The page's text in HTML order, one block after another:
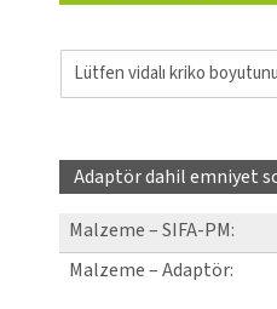
Adaptör dahil emniyet
Malzeme – SIFA-PM:
Malzeme – Adaptör: